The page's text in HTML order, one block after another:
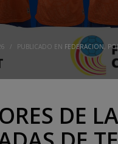
/ PUBLICADO EN FEDERACION,
DE